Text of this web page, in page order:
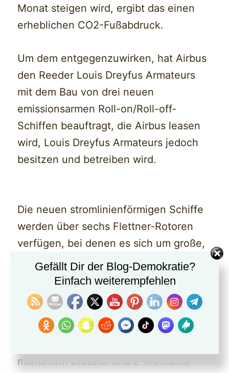
Monat steigen wird, ergibt das einen
erheblichen CO2-Fußabdruck.
Um dem entgegenzuwirken, hat Airbus
den Reeder Louis Dreyfus Armateurs
mit dem Bau von drei neuen
emissionsarmen Roll-on/Roll-off-
Schiffen beauftragt, die Airbus leasen
wird, Louis Dreyfus Armateurs jedoch
besitzen und betreiben wird.
Die neuen stromlinienförmigen Schiffe
werden über sechs Flettner-Rotoren
verfügen, bei denen es sich um große,
vertikale, rotierende Zylinder handelt,
die wie Tragflächen wirken und den
Wind nutzen, um Schub zu erzeugen
und das Schiff anzutreiben. Darüber
hinaus werden die Schiffe über zwei
maritimem Dieselöl und E-Methanol
Gefällt Dir der Blog-Demokratie?
Einfach weiterempfehlen